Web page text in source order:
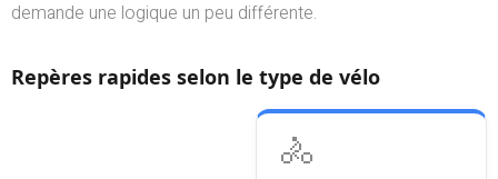
demande une logique un peu différente.
Repères rapides selon le type de vélo
🚴